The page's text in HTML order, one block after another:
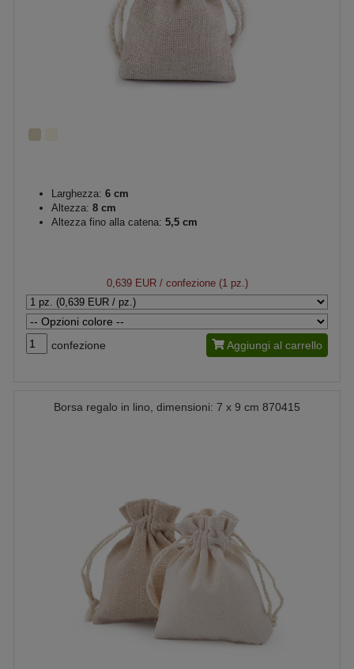
Larghezza: 6 cm
Altezza: 8 cm
Altezza fino alla catena: 5,5 cm
0,639 EUR/ confezione (1 pz.)
confezione Aggiungi al carrello
Borsa regalo in lino, dimensioni: 7 x 9 cm 870415